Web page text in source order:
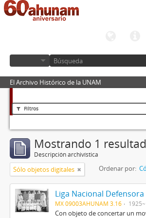
El Archivo Histórico de la UNAM
Filtros
Mostrando 1
Descripción archivística
Sólo objetos digitales Ordenar por:
MX 09003AHUNAM 3.16
Con objeto de concertar un